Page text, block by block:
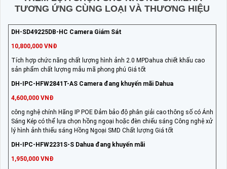
TƯƠNG ỨNG CÙNG LOẠI VÀ THƯƠNG HIỆU
DH-SD49225DB-HC Camera Giám Sát
10,800,000 VNĐ
Tích hợp chức năng chất lượng hình ảnh 2.0 MPDahua chiết khấu cao
sản phẩm chất lượng mẫu mã phong phú Giá tốt
DH-IPC-HFW2841T-AS Camera đang khuyến mãi Dahua
4,600,000 VNĐ
công nghệ chính Hãng IP POE Đảm bảo độ phân giải cao thông số có Ánh
Sáng Kép có thể lựa chọn hồng ngoại hoặc đèn chiếu sáng Công nghệ xử
lý hình ảnh thiếu sáng Hồng Ngoại SMD Chất lượng Giá tốt
DH-IPC-HFW2231S-S Dahua đang khuyến mãi
1,950,000 VNĐ